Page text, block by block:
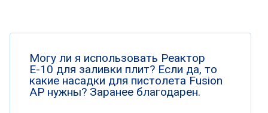
Могу ли я использовать Реактор
Е-10 для заливки плит? Если да, то
какие насадки для пистолета Fusion
AP нужны? Заранее благодарен.